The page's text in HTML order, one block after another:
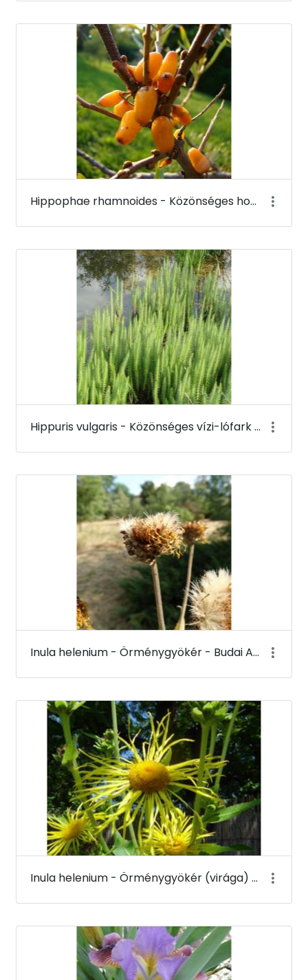
Hippophae rhamnoides - Közönséges homoktövis (termése) - Budai Arborétum
Hippuris vulgaris - Közönséges vízi-lófark - Budai Arborétum
Inula helenium - Örménygyökér - Budai Arborétum
Inula helenium - Örménygyökér (virága) - Budai Arborétum